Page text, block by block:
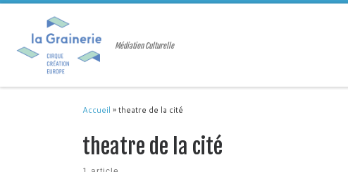
Passer au contenu
Médiation Culturelle
Accueil »theatre de la cité
theatre de la cité